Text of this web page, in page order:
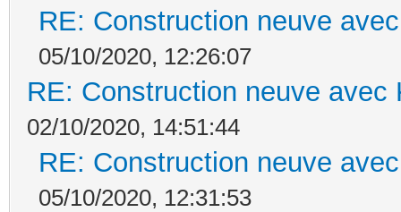
RE: Construction neuve
05/10/2020, 12:26:07
RE: Construction neuve avec
02/10/2020, 14:51:44
RE: Construction neuve
05/10/2020, 12:31:53